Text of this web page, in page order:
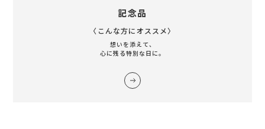
記念品
〈こんな方にオススメ〉
想いを添えて、
心に残る特別な日に。